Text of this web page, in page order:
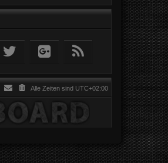
Alle Zeiten sind UTC+02:00